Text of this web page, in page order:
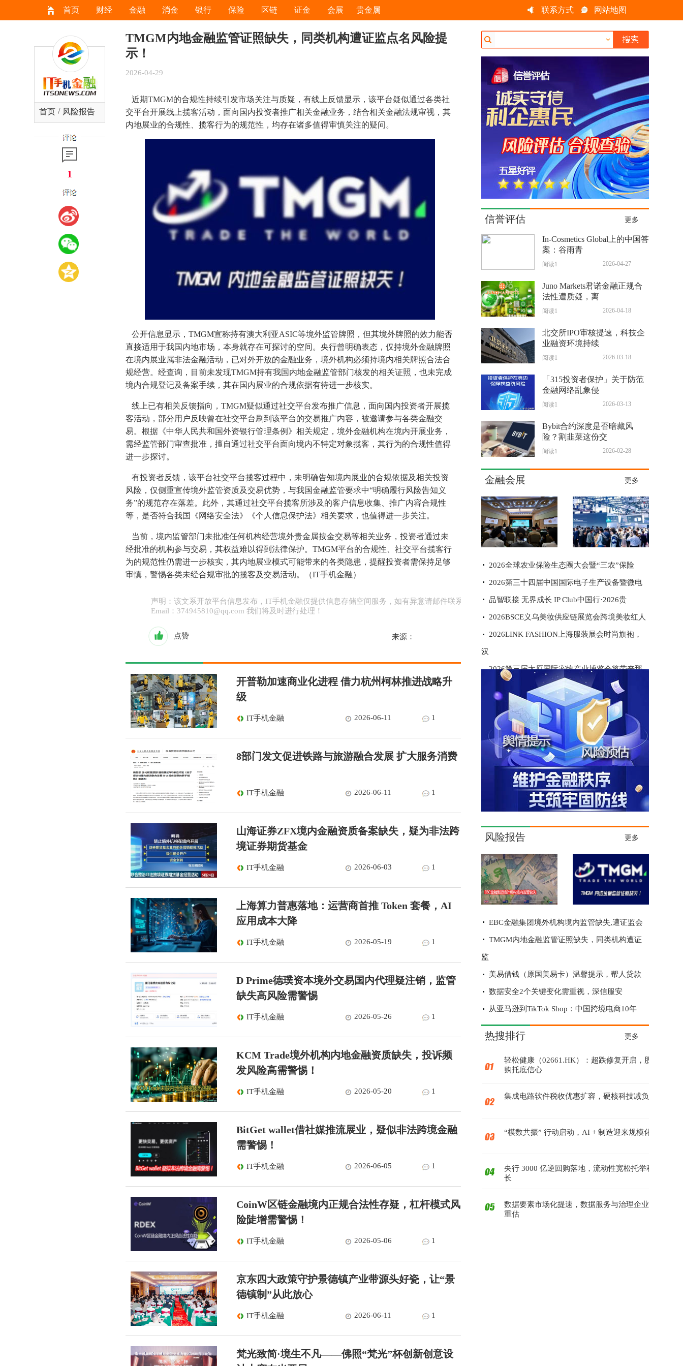
首页 财经 金融 消金 银行 保险 区链 证金 会展 贵金属 联系方式 网站地图
首页 / 风险报告
1
TMGM内地金融监管证照缺失，同类机构遭证监点名风险提
示！
2026-04-29
近期TMGM的合规性持续引发市场关注与质疑，有线上反馈显示，该平台疑似通过各类社
交平台开展线上揽客活动，面向国内投资者推广相关金融业务，结合相关金融法规审视，其
内地展业的合规性、揽客行为的规范性，均存在诸多值得审慎关注的疑问。
公开信息显示，TMGM宣称持有澳大利亚ASIC等境外监管牌照，但其境外牌照的效力能否
直接适用于我国内地市场，本身就存在可探讨的空间。央行曾明确表态，仅持境外金融牌照
在境内展业属非法金融活动，已对外开放的金融业务，境外机构必须持境内相关牌照合法合
规经营。经查询，目前未发现TMGM持有我国内地金融监管部门核发的相关证照，也未完成
境内合规登记及备案手续，其在国内展业的合规依据有待进一步核实。
线上已有相关反馈指向，TMGM疑似通过社交平台发布推广信息，面向国内投资者开展揽
客活动，部分用户反映曾在社交平台刷到该平台的交易推广内容，被邀请参与各类金融交
易。根据《中华人民共和国外资银行管理条例》相关规定，境外金融机构在境内开展业务，
需经监管部门审查批准，擅自通过社交平台面向境内不特定对象揽客，其行为的合规性值得
进一步探讨。
有投资者反馈，该平台社交平台揽客过程中，未明确告知境内展业的合规依据及相关投资
风险，仅侧重宣传境外监管资质及交易优势，与我国金融监管要求中“明确履行风险告知义
务”的规范存在落差。此外，其通过社交平台揽客所涉及的客户信息收集、推广内容合规性
等，是否符合我国《网络安全法》《个人信息保护法》相关要求，也值得进一步关注。
当前，境内监管部门未批准任何机构经营境外贵金属按金交易等相关业务，投资者通过未
经批准的机构参与交易，其权益难以得到法律保护。TMGM平台的合规性、社交平台揽客行
为的规范性仍需进一步核实，其内地展业模式可能带来的各类隐患，提醒投资者需保持足够
审慎，警惕各类未经合规审批的揽客及交易活动。（IT手机金融）
声明：该文系开放平台信息发布，IT手机金融仅提供信息存储空间服务，如有异意请邮件联系
Email：374945810@qq.com 我们将及时进行处理！
点赞 来源：
开普勒加速商业化进程 借力杭州柯林推进战略升
级
IT手机金融 2026-06-11 1
8部门发文促进铁路与旅游融合发展 扩大服务消费
IT手机金融 2026-06-11 1
山海证券ZFX境内金融资质备案缺失，疑为非法跨
境证券期货基金
IT手机金融 2026-06-03 1
上海算力普惠落地：运营商首推 Token 套餐，AI
应用成本大降
IT手机金融 2026-05-19 1
D Prime德璞资本境外交易国内代理疑注销，监管
缺失高风险需警惕
IT手机金融 2026-05-26 1
KCM Trade境外机构内地金融资质缺失，投诉频
发风险高需警惕！
IT手机金融 2026-05-20 1
BitGet wallet借社媒推流展业，疑似非法跨境金融
需警惕！
IT手机金融 2026-06-05 1
CoinW区链金融境内正规合法性存疑，杠杆模式风
险陡增需警惕！
IT手机金融 2026-05-06 1
京东四大政策守护景德镇产业带源头好瓷，让“景
德镇制”从此放心
IT手机金融 2026-06-11 1
梵光致简·境生不凡——佛照“梵光”杯创新创意设
信誉评估 更多
In-Cosmetics Global上的中国答
案：谷雨青
阅读1 2026-04-27
Juno Markets君诺金融正规合
法性遭质疑，离
阅读1 2026-04-18
北交所IPO审核提速，科技企
业融资环境持续
阅读1 2026-03-18
「315投资者保护」关于防范
金融网络乱象侵
阅读1 2026-03-13
Bybit合约深度是否暗藏风
险？割韭菜这份交
阅读1 2026-02-28
金融会展 更多
2026全球农业保险生态圈大会暨“三农”保险
2026第三十四届中国国际电子生产设备暨微电
品智联接 无界成长 IP Club中国行·2026贵
2026BSCE义乌美妆供应链展览会跨境美妆红人
2026LINK FASHION上海服装展会时尚旗袍，
汉
2026第三届太原国际宠物产业博览会将带来那
风险报告 更多
EBC金融集团境外机构境内监管缺失,遭证监会
TMGM内地金融监管证照缺失，同类机构遭证
监
美易借钱（原国美易卡）温馨提示，帮人贷款
数据安全2个关键变化需重视，深信服安
从亚马逊到TikTok Shop：中国跨境电商10年
赔钱又赔货？“全球速卖通”被指物流还在运
热搜排行 更多
轻松健康（02661.HK）：超跌修复开启，股份回
购托底信心
集成电路软件税收优惠扩容，硬核科技减负增效
“模数共振” 行动启动，AI + 制造迎来规模化落地
央行 3000 亿逆回购落地，流动性宽松托举科技成
长
数据要素市场化提速，数据服务与治理企业迎价值
重估